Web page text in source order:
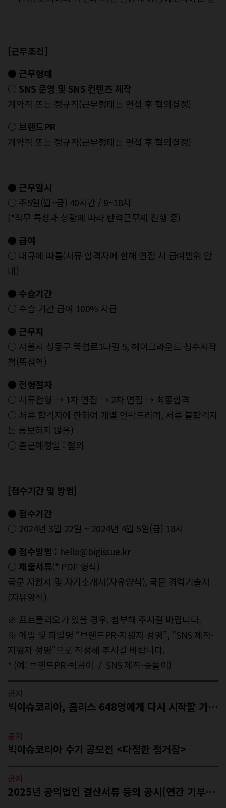
[근무조건]
● 근무형태
○ SNS 운영 및 SNS 컨텐츠 제작
계약직 또는 정규직(근무형태는 면접 후 협의결정)
○ 브랜드PR
계약직 또는 정규직(근무형태는 면접 후 협의결정)
● 근무일시
○ 주5일(월~금) 40시간 / 9~18시
(*직무 특성과 상황에 따라 탄력근무제 진행 중)
● 급여
○ 내규에 따름(서류 합격자에 한해 면접 시 급여범위 안
내)
● 수습기간
○ 수습 기간 급여 100% 지급
● 근무지
○ 서울시 성동구 뚝섬로1나길 5, 헤이그라운드 성수시작
점(뚝섬역)
● 전형절차
○ 서류전형 → 1차 면접 → 2차 면접 → 최종합격
○ 서류 합격자에 한하여 개별 연락드리며, 서류 불합격자
는 통보하지 않음)
○ 출근예정일 : 협의
[접수기간 및 방법]
● 접수기간
○ 2024년 3월 22일 ~ 2024년 4월 5일(금) 18시
● 접수방법 : hello@bigissue.kr
○ 제출서류(* PDF 형식)
국문 지원서 및 자기소개서(자유양식), 국문 경력기술서
(자유양식)
※ 포트폴리오가 있을 경우, 첨부해 주시길 바랍니다.
※ 메일 및 파일명 “브랜드PR-지원자 성명”, “SNS 제작-
지원자 성명”으로 작성해 주시길 바랍니다.
* (예: 브랜드PR-빅곰이 / SNS 제작-슛돌이)
공지
빅이슈코리아, 홈리스 648명에게 다시 시작할 기회를…
공지
빅이슈코리아 수기 공모전 <다정한 정거장>
공지
2025년 공익법인 결산서류 등의 공시(연간 기부금 모금액 및 활용실적 포함)